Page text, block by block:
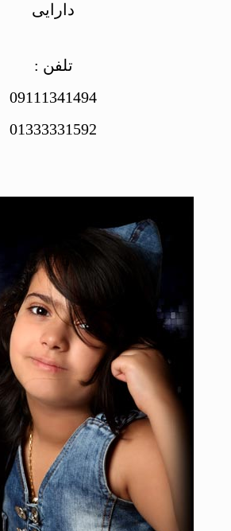
دارایی
تلفن :
09111341494
01333331592